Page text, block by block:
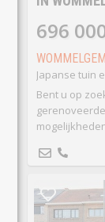
696
WOMMELGEM
Japanse tuin
Bent u op